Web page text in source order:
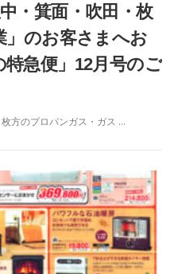
・箕面・吹田・枚
」のお客さまへお
急便」12月号のご
方のプロパンガス・ガス …